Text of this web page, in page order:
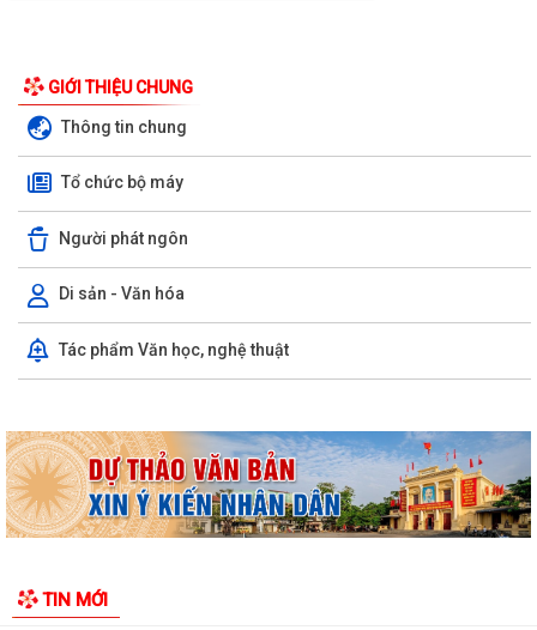
GIỚI THIỆU CHUNG
Thông tin chung
Tổ chức bộ máy
Người phát ngôn
Di sản - Văn hóa
Tác phẩm Văn học, nghệ thuật
TIN MỚI
Kỳ họp thứ ba (kỳ họp thường lệ giữa năm 2026) Hội đồng nhân dân
phường Trần Hưng Đạo khóa II,...
Phường Trần Hưng Đạo tham dự hội nghị toàn quốc nghiên cứu, học
tập, quán triệt và triển khai thực...
Khai mạc giải bóng đá U13 phường Trần Hưng Đạo hè năm 2026.
Hưng Đạo tiếp xúc đối thoại trực...